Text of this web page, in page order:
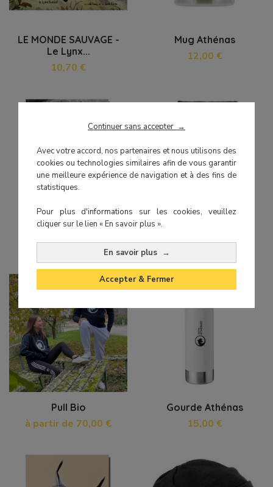
Continuer sans accepter →
Avec votre accord, nos partenaires et nous utilisons des
cookies ou technologies similaires afin de vous garantir
une meilleure expérience de navigation et à des fins de
statistiques.
Pour plus d'informations sur les cookies, veuillez
cliquer sur le lien « En savoir plus ».
En savoir plus →
Accepter & Fermer
LE MONDE SAUVAGE -
Le Lynx...
10,70 €
Mug Athénas
12,00 €
Pastel Chaton
à partir de 8,00 €
Sac À Dos Athénas
70,00 €
Pull Bio
à partir de 70,00 €
Gourde Athénas
15,00 €